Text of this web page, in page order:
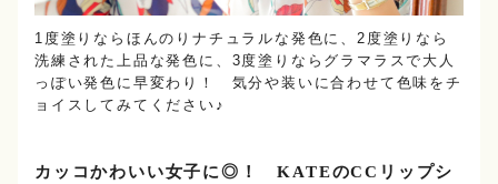
1度塗りならほんのりナチュラルな発色に、2度塗りなら
洗練された上品な発色に、3度塗りならグラマラスで大人
っぽい発色に早変わり！ 気分や装いに合わせて色味をチ
ョイスしてみてください♪
カッコかわいい女子に◎！ KATEのCCリップシ